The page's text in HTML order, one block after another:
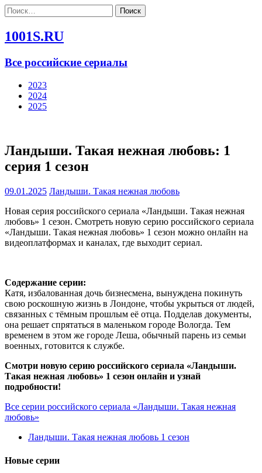
Найти:
1001S.RU
Все российские сериалы
2023
2024
2025
Ландыши. Такая нежная любовь: 1
серия 1 сезон
09.01.2025 Ландыши. Такая нежная любовь
Новая серия российского сериала «Ландыши. Такая нежная
любовь» 1 сезон. Смотреть новую серию российского сериала
«Ландыши. Такая нежная любовь» 1 сезон можно онлайн на
видеоплатформах и каналах, где выходит сериал.
Содержание серии:
Катя, избалованная дочь бизнесмена, вынуждена покинуть
свою роскошную жизнь в Лондоне, чтобы укрыться от людей,
связанных с тёмным прошлым её отца. Подделав документы,
она решает спрятаться в маленьком городе Вологда. Тем
временем в этом же городе Леша, обычный парень из семьи
военных, готовится к службе.
Смотри новую серию российского сериала «Ландыши.
Такая нежная любовь» 1 сезон онлайн и узнай
подробности!
Все серии российского сериала «Ландыши. Такая нежная
любовь»
Ландыши. Такая нежная любовь 1 сезон
Новые серии